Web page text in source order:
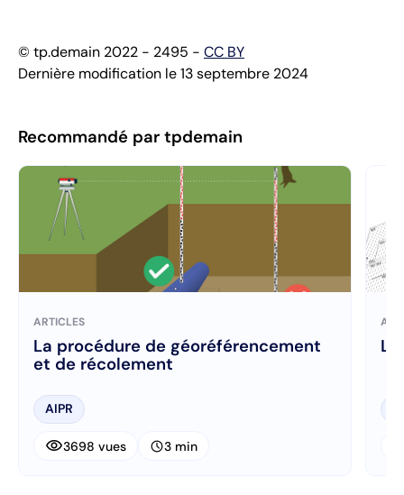
© tp.demain 2022 - 2495 - CC BY
Dernière modification le 13 septembre 2024
Recommandé par tpdemain
ARTICLES
La procédure de géoréférencement
et de récolement
AIPR
visibility3698 vues schedule3 min